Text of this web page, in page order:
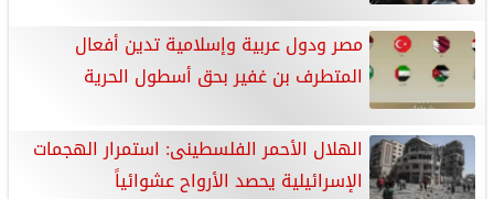
مصر ودول عربية وإسلامية تدين أفعال
المتطرف بن غفير بحق أسطول الحرية
الهلال الأحمر الفلسطينى: استمرار الهجمات
الإسرائيلية يحصد الأرواح عشوائياً